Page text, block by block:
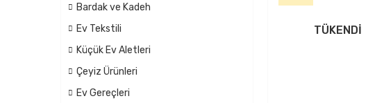
Bardak ve Kadeh
Ev Tekstili
Küçük Ev Aletleri
Çeyiz Ürünleri
Ev Gereçleri
TÜKENDİ